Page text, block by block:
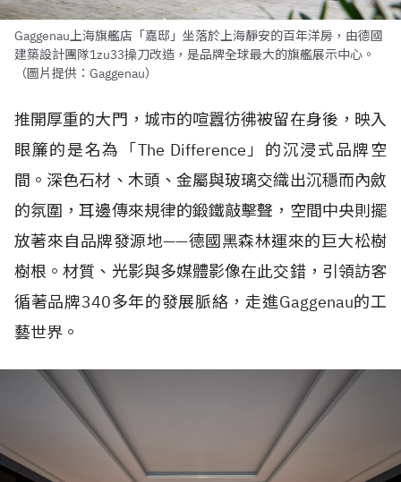
Gaggenau上海旗艦店「嘉邸」坐落於上海靜安的百年洋房，由德國
建築設計團隊1zu33操刀改造，是品牌全球最大的旗艦展示中心。
（圖片提供：Gaggenau）
推開厚重的大門，城市的喧囂彷彿被留在身後，映入
眼簾的是名為「The Difference」的沉浸式品牌空
間。深色石材、木頭、金屬與玻璃交織出沉穩而內斂
的氛圍，耳邊傳來規律的鍛鐵敲擊聲，空間中央則擺
放著來自品牌發源地——德國黑森林運來的巨大松樹
樹根。材質、光影與多媒體影像在此交錯，引領訪客
循著品牌340多年的發展脈絡，走進Gaggenau的工
藝世界。